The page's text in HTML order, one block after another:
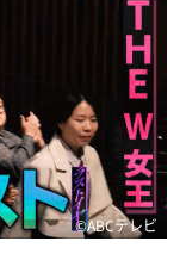
©️ABCテレビ